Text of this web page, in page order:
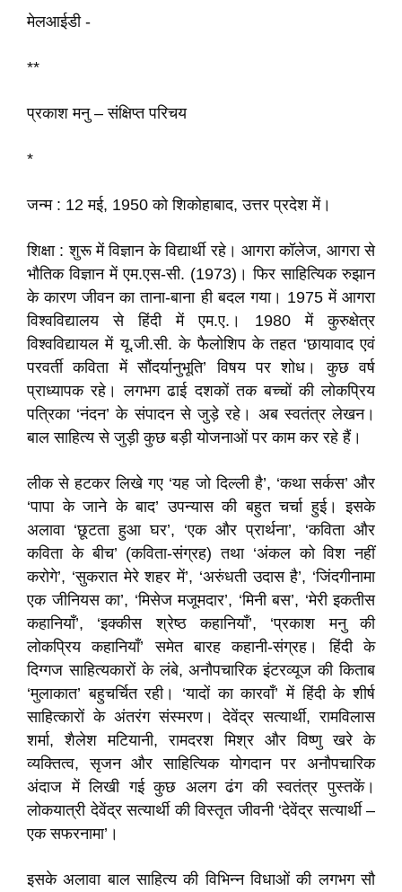
मेलआईडी -
**
प्रकाश मनु – संक्षिप्त परिचय
*
जन्म : 12 मई, 1950 को शिकोहाबाद, उत्तर प्रदेश में।
शिक्षा : शुरू में विज्ञान के विद्यार्थी रहे। आगरा कॉलेज, आगरा से
भौतिक विज्ञान में एम.एस-सी. (1973)। फिर साहित्यिक रुझान
के कारण जीवन का ताना-बाना ही बदल गया। 1975 में आगरा
विश्वविद्यालय से हिंदी में एम.ए.। 1980 में कुरुक्षेत्र
विश्वविद्यायल में यू.जी.सी. के फैलोशिप के तहत ‘छायावाद एवं
परवर्ती कविता में सौंदर्यानुभूति’ विषय पर शोध। कुछ वर्ष
प्राध्यापक रहे। लगभग ढाई दशकों तक बच्चों की लोकप्रिय
पत्रिका ‘नंदन’ के संपादन से जुड़े रहे। अब स्वतंत्र लेखन।
बाल साहित्य से जुड़ी कुछ बड़ी योजनाओं पर काम कर रहे हैं।
लीक से हटकर लिखे गए ‘यह जो दिल्ली है’, ‘कथा सर्कस’ और
‘पापा के जाने के बाद’ उपन्यास की बहुत चर्चा हुई। इसके
अलावा ‘छूटता हुआ घर’, ‘एक और प्रार्थना’, ‘कविता और
कविता के बीच’ (कविता-संग्रह) तथा ‘अंकल को विश नहीं
करोगे’, ‘सुकरात मेरे शहर में’, ‘अरुंधती उदास है’, ‘जिंदगीनामा
एक जीनियस का’, ‘मिसेज मजूमदार’, ‘मिनी बस’, ‘मेरी इकतीस
कहानियाँ’, ‘इक्कीस श्रेष्ठ कहानियाँ’, ‘प्रकाश मनु की
लोकप्रिय कहानियाँ’ समेत बारह कहानी-संग्रह। हिंदी के
दिग्गज साहित्यकारों के लंबे, अनौपचारिक इंटरव्यूज की किताब
‘मुलाकात’ बहुचर्चित रही। ‘यादों का कारवाँ’ में हिंदी के शीर्ष
साहित्कारों के अंतरंग संस्मरण। देवेंद्र सत्यार्थी, रामविलास
शर्मा, शैलेश मटियानी, रामदरश मिश्र और विष्णु खरे के
व्यक्तित्व, सृजन और साहित्यिक योगदान पर अनौपचारिक
अंदाज में लिखी गई कुछ अलग ढंग की स्वतंत्र पुस्तकें।
लोकयात्री देवेंद्र सत्यार्थी की विस्तृत जीवनी ‘देवेंद्र सत्यार्थी –
एक सफरनामा’।
इसके अलावा बाल साहित्य की विभिन्न विधाओं की लगभग सौ